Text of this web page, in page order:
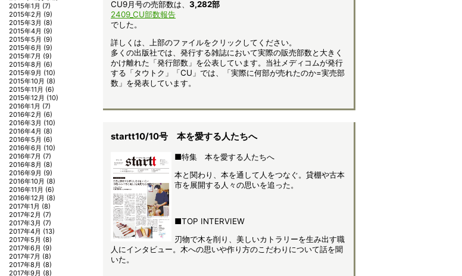
CU9月号の売部数は、 3,282部
2409_CU部数報告
でした。
詳しくは、上部のファイルをクリックしてください。
多くの出版社では、発行する雑誌において実際の販売部数と大きく
かけ離れた「発行部数」を公表しています。当社メディコムが発行
する「タウトク」「CU」では、「実際に何部が売れたのか=実売部
数」を発表しています。
startt10/10号 本を愛する人たちへ
■特集 本を愛する人たちへ
本と関わり、本を通して人をつなぐ。貸棚や古本
市を展開する人々の思いを追った。
■TOP INTERVIEW
刃物で木を削り、美しいカトラリーを生み出す職
人にインタビュー。木への思いや作り方のこだわりについて話を聞
いた。
2015年1月 (7)
2015年2月 (9)
2015年3月 (8)
2015年4月 (9)
2015年5月 (9)
2015年6月 (9)
2015年7月 (9)
2015年8月 (6)
2015年9月 (10)
2015年10月 (8)
2015年11月 (6)
2015年12月 (10)
2016年1月 (7)
2016年2月 (6)
2016年3月 (10)
2016年4月 (8)
2016年5月 (6)
2016年6月 (10)
2016年7月 (7)
2016年8月 (8)
2016年9月 (9)
2016年10月 (8)
2016年11月 (6)
2016年12月 (8)
2017年1月 (8)
2017年2月 (7)
2017年3月 (7)
2017年4月 (13)
2017年5月 (8)
2017年6月 (9)
2017年7月 (8)
2017年8月 (8)
2017年9月 (8)